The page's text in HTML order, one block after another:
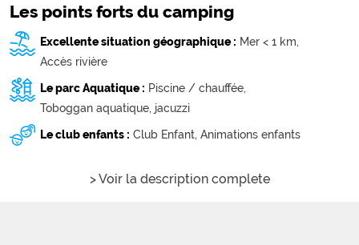
Les points forts du camping
Excellente situation géographique : Mer < 1 km,
Accès rivière
Le parc Aquatique : Piscine / chauffée,
Toboggan aquatique, jacuzzi
Le club enfants : Club Enfant, Animations enfants
> Voir la description complete